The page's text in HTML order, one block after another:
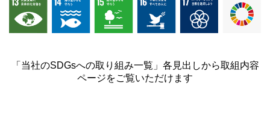
「当社のSDGsへの取り組み一覧」各見出しから取組内容
ページをご覧いただけます